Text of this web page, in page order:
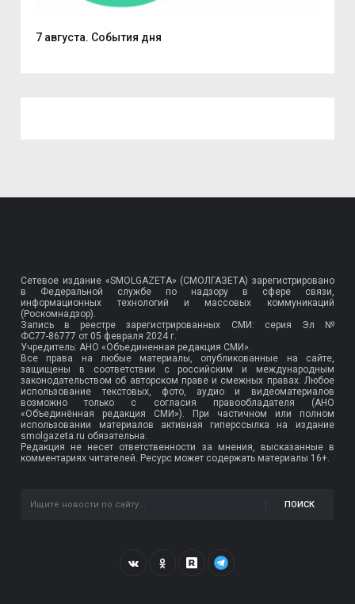
7 августа. События дня
Сетевое издание «SMOLGAZETA» (СМОЛГАЗЕТА) зарегистрировано
в Федеральной службе по надзору в сфере связи,
информационных технологий и массовых коммуникаций
(Роскомнадзор).
Запись в реестре зарегистрированных СМИ: серия Эл №
ФС77-86777 от 05 февраля 2024 г.
Учредитель: АНО «Объединенная редакция СМИ».
Все права на любые материалы, опубликованные на сайте,
защищены в соответствии с российским и международным
законодательством об авторском праве и смежных правах. Любое
использование текстовых, фото, аудио и видеоматериалов
возможно только с согласия правообладателя (АНО
«Объединённая редакция СМИ»). При частичном или полном
использовании материалов активная гиперссылка на издание
smolgazeta.ru обязательна.
Редакция не несет ответственности за мнения, высказанные в
комментариях читателей. Ресурс может содержать материалы 16+.
ПОИСК